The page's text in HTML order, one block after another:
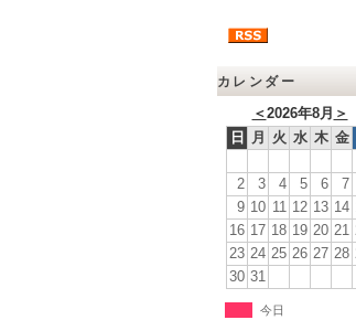
カレンダー
＜2026年8月 ＞
日
月 火 水 木 金
2
3 4 5 6 7
9 10 11 12 13 14
16 17 18 19 20 21
23 24 25 26 27 28
30 31
今日